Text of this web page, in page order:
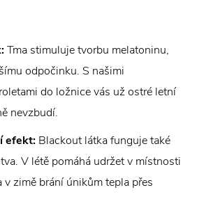
Tma stimuluje tvorbu melatoninu,
odpočinku. S našimi
do ložnice vás už ostré letní
nevzbudí.
efekt: Blackout látka funguje také
V létě pomáhá udržet v místnosti
v zimě brání únikům tepla přes